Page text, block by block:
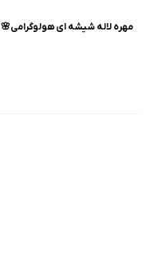
مهره لاله شیشه ای هولوگرامی🌸